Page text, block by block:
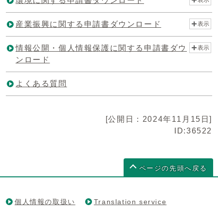
産業振興に関する申請書ダウンロード 表示
情報公開・個人情報保護に関する申請書ダウ
ンロード
表示
よくある質問
[公開日：2024年11月15日]
ID:36522
ページの先頭へ戻る
個人情報の取扱い Translation service